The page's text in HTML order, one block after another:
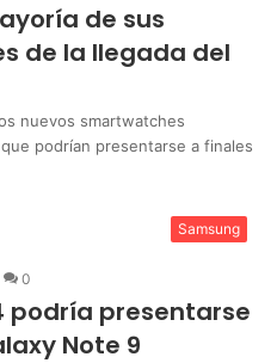
de sus
de la llegada del
nuevos smartwatches
podrían presentarse a finales
Samsung
0
podría presentarse
Note 9